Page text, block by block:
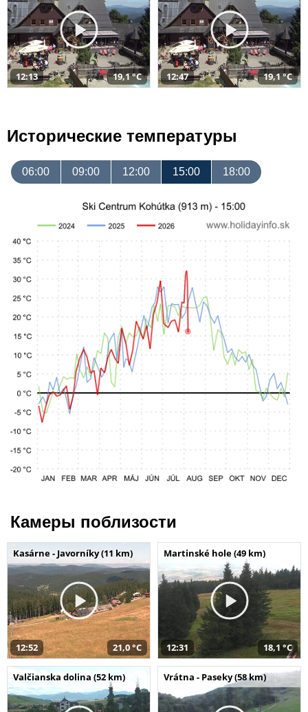
12:13 19,1 °C 12:47 19,1 °C
Исторические температуры
06:00 09:00 12:00 15:00 18:00
Камеры поблизости
Kasárne - Javorníky (11 km)
12:52 21,0 °C
Martinské hole (49 km)
12:31 18,1 °C
Valčianska dolina (52 km) Vrátna - Paseky (58 km)